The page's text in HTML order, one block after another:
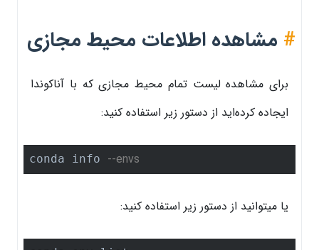
# مشاهده اطلاعات محیط مجازی
برای مشاهده لیست تمام محیط مجازی که با آناکوندا
ایجاده کرده‌اید از دستور زیر استفاده کنید:
conda info --envs
یا میتوانید از دستور زیر استفاده کنید: